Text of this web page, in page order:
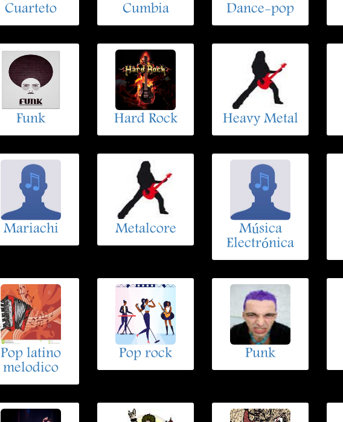
Cuarteto Cumbia Dance-pop
Funk Hard Rock Heavy Metal
Mariachi Metalcore
Música
Electrónica
Pop latino
melodico
Pop rock Punk